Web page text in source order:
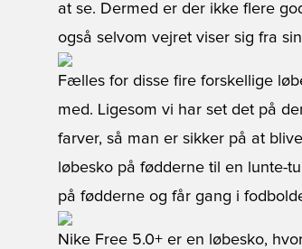
at se. Dermed er der ikke flere
også selvom vejret viser sig fra
Fælles for disse fire forskellige
med. Ligesom vi har set det på
farver, så man er sikker på at
løbesko på fødderne til en lunte-
på fødderne og får gang i
Nike Free 5.0+ er en løbesko,